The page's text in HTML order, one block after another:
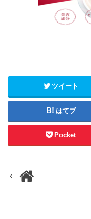
ツイート
はてブ
Pocket